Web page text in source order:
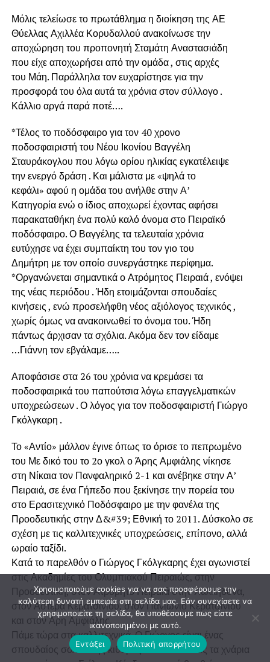
Μόλις τελείωσε το πρωτάθλημα η διοίκηση της ΑΕ
Θύελλας Αχιλλέα Κορυδαλλού ανακοίνωσε την
αποχώρηση του προπονητή Σταμάτη Αναστασιάδη
που είχε αποχωρήσει από την ομάδα , στις αρχές
του Μάη. Παράλληλα τον ευχαρίστησε για την
προσφορά του όλα αυτά τα χρόνια στον σύλλογο .
Κάλλιο αργά παρά ποτέ….
*Τέλος το ποδόσφαιρο για τον 40 χρονο
ποδοσφαιριστή του Νέου Ικονίου Βαγγέλη
Σταυράκογλου που λόγω ορίου ηλικίας εγκατέλειψε
την ενεργό δράση . Και μάλιστα με «ψηλά το
κεφάλι» αφού η ομάδα του ανήλθε στην Α’
Κατηγορία ενώ ο ίδιος αποχωρεί έχοντας αφήσει
παρακαταθήκη ένα πολύ καλό όνομα στο Πειραϊκό
ποδόσφαιρο. Ο Βαγγέλης τα τελευταία χρόνια
ευτύχησε να έχει συμπαίκτη του τον γιο του
Δημήτρη με τον οποίο συνεργάστηκε περίφημα.
*Οργανώνεται σημαντικά ο Ατρόμητος Πειραιά , ενόψει
της νέας περιόδου . Ήδη ετοιμάζονται σπουδαίες
κινήσεις , ενώ προσελήφθη νέος αξιόλογος τεχνικός ,
χωρίς όμως να ανακοινωθεί το όνομα του. Ήδη
πάντως άρχισαν τα σχόλια. Ακόμα δεν τον είδαμε
…Γιάννη τον εβγάλαμε…..
Αποφάσισε στα 26 του χρόνια να κρεμάσει τα
ποδοσφαιρικά του παπούτσια λόγω επαγγελματικών
υποχρεώσεων . Ο λόγος για τον ποδοσφαιριστή Γιώργο
Γκόλγκαρη .
Το «Αντίο» μάλλον έγινε όπως το όρισε το πεπρωμένο
του Με δικό του το 2ο γκολ ο Άρης Αμφιάλης νίκησε
στη Νίκαια τον Πανφαληρικό 2-1 και ανέβηκε στην Α’
Πειραιά, σε ένα Γήπεδο που ξεκίνησε την πορεία του
στο Ερασιτεχνικό Ποδόσφαιρο με την φανέλα της
Προοδευτικής στην Δ&#39; Εθνική το 2011. Δύσκολο σε
σχέση με τις καλλιτεχνικές υποχρεώσεις, επίπονο, αλλά
ωραίο ταξίδι.
Κατά το παρελθόν ο Γιώργος Γκόλγκαρης έχει αγωνιστεί
στις Ακαδημίες του Ολυμπιακού Πειραιώς, στην
Προοδευτική, στον Ατρόμητο Πειραιά στην Χαλκηδόνα,
στον Αστέρα Κερατσινίου, στον Πανιώνιο Κερατσινίου
και στον Άρη Αμφιάλης.
Πάμε τώρα στα καλλιτεχνικά. Ο Γιώργος είναι ένας
σπουδαίος σολίστ της κιθάρας ακολουθώντας τα χνάρια
Χρησιμοποιούμε cookies για να σας προσφέρουμε την
καλύτερη δυνατή εμπειρία στη σελίδα μας. Εάν συνεχίσετε να
χρησιμοποιείτε τη σελίδα, θα υποθέσουμε πως είστε
ικανοποιημένοι με αυτό.
Εντάξει
Πολιτική απορρήτου